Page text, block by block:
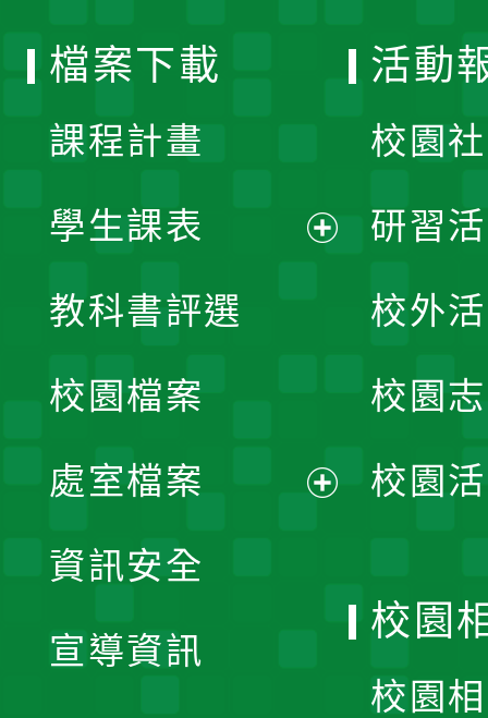
檔案下載
課程計畫
學生課表
單
教科書評選
校園檔案
處室檔案
資訊安全
宣導資訊
活動
校園
研習
校外
校園
校園
校園
校園